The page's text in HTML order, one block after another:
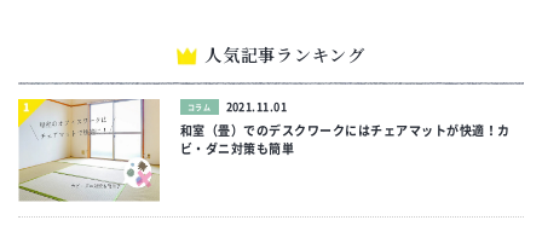
人気記事ランキング
コラム 2021.11.01
和室（畳）でのデスクワークにはチェアマットが快適！カ
ビ・ダニ対策も簡単